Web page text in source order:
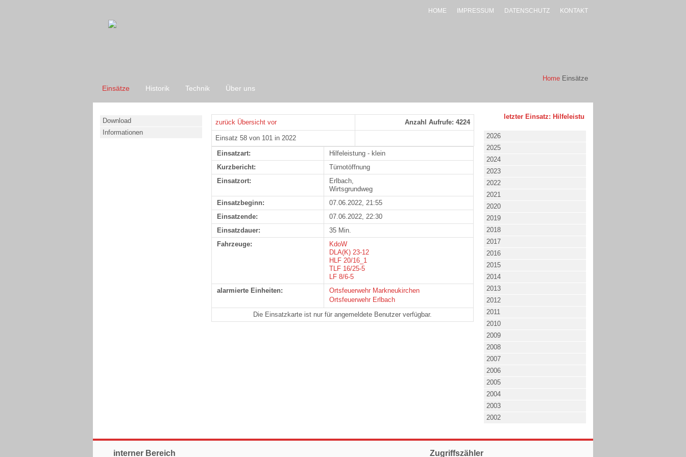
HOME IMPRESSUM DATENSCHUTZ KONTAKT
Home Einsätze
Einsätze Historik Technik Über uns
Download
Informationen
zurück Übersicht vor Anzahl Aufrufe: 4224
Einsatz 58 von 101 in 2022
Einsatzart:
Hilfeleistung - klein
Kurzbericht:
Türnotöffnung
Einsatzort:
Erlbach,
Wirtsgrundweg
Einsatzbeginn:
07.06.2022, 21:55
Einsatzende:
07.06.2022, 22:30
Einsatzdauer:
35 Min.
Fahrzeuge:
KdoW
DLA(K) 23-12
HLF 20/16_1
TLF 16/25-5
LF 8/6-5
alarmierte Einheiten:
Ortsfeuerwehr Markneukirchen
Ortsfeuerwehr Erlbach
Die Einsatzkarte ist nur für angemeldete Benutzer verfügbar.
letzter Einsatz: Hilfeleistung - klein - 02.08.2026 um 17:53
2026
2025
2024
2023
2022
2021
2020
2019
2018
2017
2016
2015
2014
2013
2012
2011
2010
2009
2008
2007
2006
2005
2004
2003
2002
interner Bereich Zugriffszähler